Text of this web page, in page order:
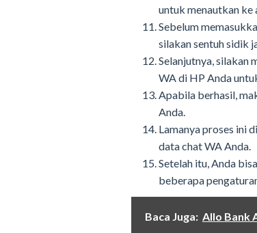
untuk menautkan ke
Sebelum
silakan sentuh sidik
Selanjutnya, silakan
WA di HP Anda
Apabila berhasil,
Anda.
Lamanya proses ini
data chat WA Anda.
Setelah itu, Anda
beberapa
Baca Juga: Allo Bank